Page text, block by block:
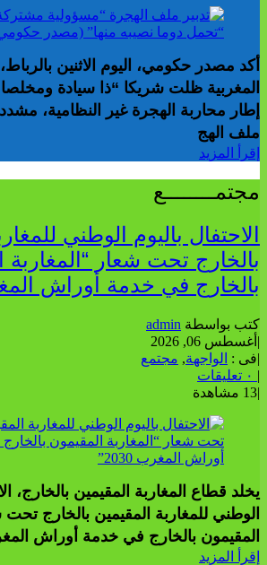
أكد مصدر حكومي، اليوم الاثنين
المغربية ظلت شريكا “ذا سيادة
إطار محاربة الهجرة غير النظامية،
ملف الهج
إقرأ المزيد
مجتمــــــــع
الاحتفال باليوم الوطني
بالخارج تحت شعار “المغاربة
بالخارج في خدمة أوراش المغرب
كتب بواسطة admin
| أغسطس 06, 2026
|فى : الواجهة, مجتمع
|
|13 مشاهدة
يخلد قطاع المغاربة المقيمين بالخارج،
الوطني للمغاربة المقيمين بالخارج تحت
المقيمون بالخارج في خدمة أوراش المغرب
إقرأ المزيد